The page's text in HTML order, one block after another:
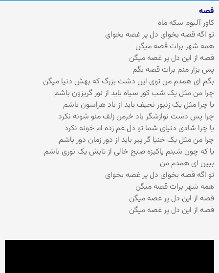
قصه
کاور آلبوم سکه ماه
تو اگه قصه بخوای دل پر غصه بخوای
همه شهر برات قصه میگن
قصه از این دل پر غصه میگن
پس بزار منم برات قصه بگم
بگم ای همدم من توی این دشت بزرگ که بهش دنیا میگن
چرا من مثل یک شب کور سیاه باید از نور گریزون باشم
یا چرا مثل یک زنبور نحیف باید از باد هراسون باشم
چرا پس دست نوازشگر باد خرمن زلف منو شونه نکرد
یا چرا شادی دنیای شما تو دل غم زده ام خونه نکرد
چرا من مثل یک خنیا گر پیر باید از دور زمان دور باشم
یا که چون شبنم پاکیزه صبح خالی از تابش یک نوری باشم
ببین ای همدم من
تو اگه قصه بخوای دل پر غصه بخوای
همه شهر برات قصه میگن
قصه از این دل پر غصه میگن
قصه از این دل پر غصه میگن